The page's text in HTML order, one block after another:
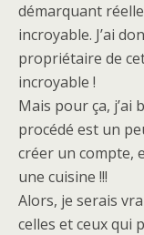
démarquant
incroyable. J’ai
propriétaire de
incroyable !
Mais pour ça, j’ai
procédé est un
créer un compte,
une cuisine !!!
Alors, je serais
celles et ceux qui